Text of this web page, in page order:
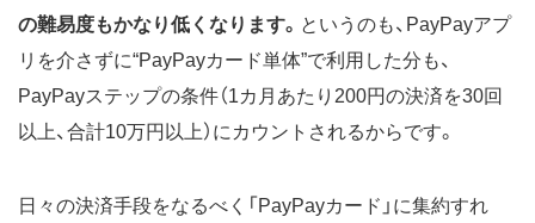
の難易度もかなり低くなります。 というのも、PayPayアプ
リを介さずに“PayPayカード単体”で利用した分も、
PayPayステップの条件（1カ月あたり200円の決済を30回
以上、合計10万円以上）にカウントされるからです。
日々の決済手段をなるべく「PayPayカード」に集約すれ